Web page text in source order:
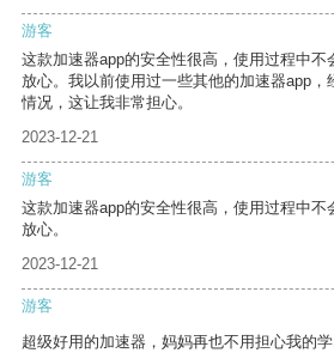
游客
这款加速器app的安全性很高，使用过程中不
放心。我以前使用过一些其他的加速器app，
情况，这让我非常担心。
2023-12-21
游客
这款加速器app的安全性很高，使用过程中不
放心。
2023-12-21
游客
超级好用的加速器，妈妈再也不用担心我的学